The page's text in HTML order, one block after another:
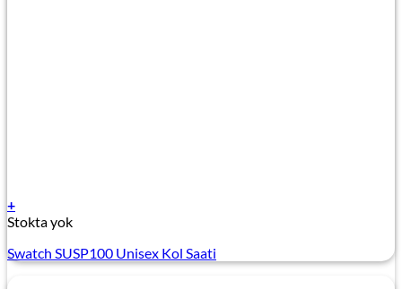
+
Stokta yok
Swatch SUSP100 Unisex Kol Saati